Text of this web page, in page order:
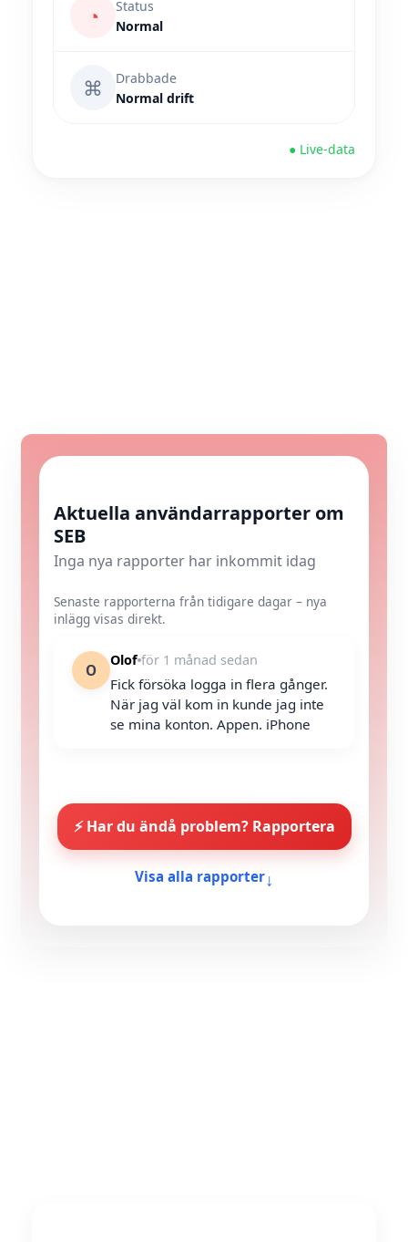
◔
Status
Normal
⌘
Drabbade
Normal drift
● Live-data
Aktuella användarrapporter om
SEB
Inga nya rapporter har inkommit idag
Senaste rapporterna från tidigare dagar – nya
inlägg visas direkt.
O
Olof för 1 månad sedan
Fick försöka logga in flera gånger.
När jag väl kom in kunde jag inte
se mina konton. Appen. iPhone
⚡ Har du ändå problem? Rapportera
Visa alla rapporter↓